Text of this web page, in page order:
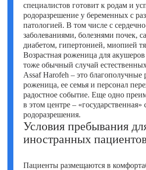
специалистов готовит к родам и
родоразрешение у беременных с
патологией. В том числе с
заболеваниями, болезнями почек,
диабетом, гипертонией, миопией
Возрастная роженица для
тоже обычный случай
Assaf Harofeh – это благополучные
роженица, ее семья и персонал
радостное событие. Еще одно
в этом центре – «государственная»
родоразрешения.
Условия пребывания
иностранных
Пациенты размещаются в